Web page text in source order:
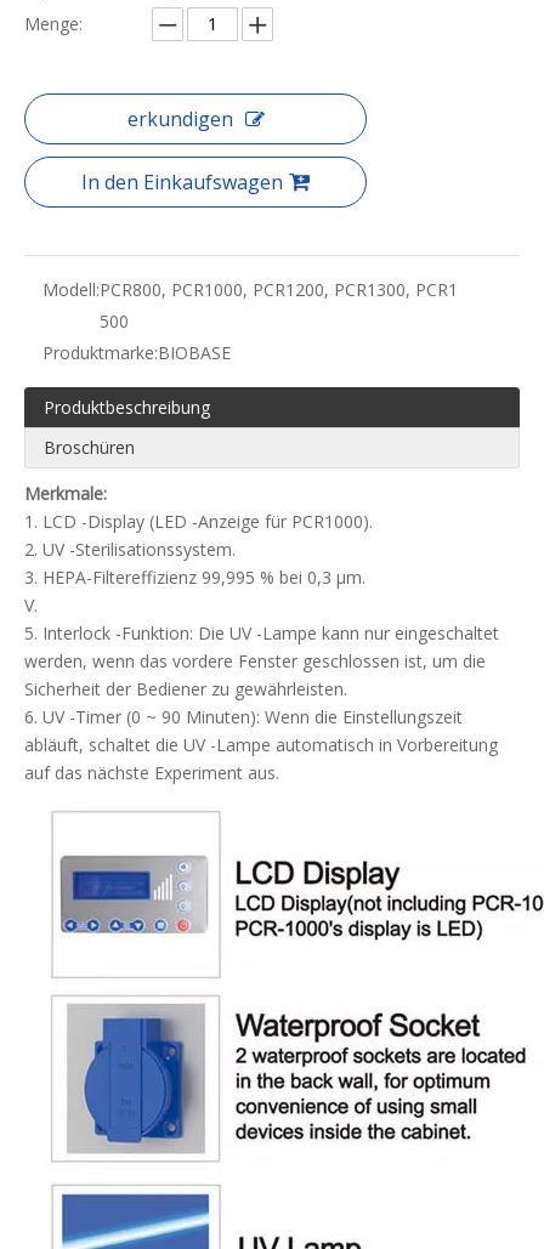
Menge:
erkundigen
In den Einkaufswagen
Modell:PCR800, PCR1000, PCR1200, PCR1300, PCR1
500
Produktmarke:BIOBASE
Produktbeschreibung
Broschüren
Merkmale:
1. LCD -Display (LED -Anzeige für PCR1000).
2. UV -Sterilisationssystem.
3. HEPA-Filtereffizienz 99,995 % bei 0,3 μm.
V.
5. Interlock -Funktion: Die UV -Lampe kann nur eingeschaltet
werden, wenn das vordere Fenster geschlossen ist, um die
Sicherheit der Bediener zu gewährleisten.
6. UV -Timer (0 ~ 90 Minuten): Wenn die Einstellungszeit
abläuft, schaltet die UV -Lampe automatisch in Vorbereitung
auf das nächste Experiment aus.